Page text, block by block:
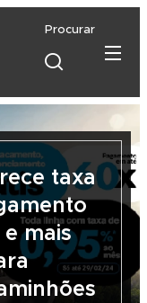
Procurar
taxa
mais